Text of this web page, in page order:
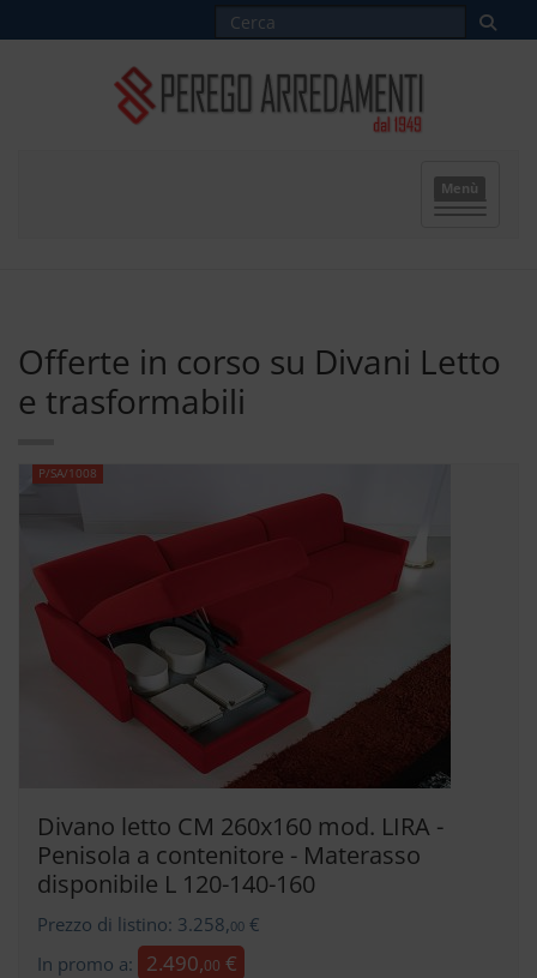
Menù
Offerte in corso su Divani Letto
e trasformabili
P/SA/1008
Divano letto CM 260x160 mod. LIRA -
Penisola a contenitore - Materasso
disponibile L 120-140-160
Prezzo di listino: 3.258,00 €
In promo a:
2.490,00 €